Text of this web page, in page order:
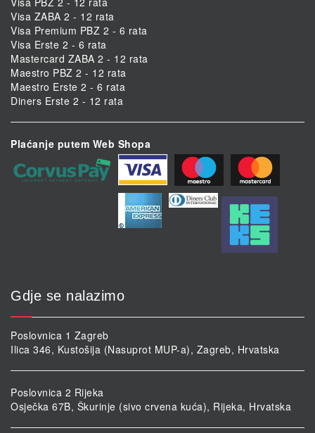
Visa ZABA 2 - 12 rata
Visa Premium PBZ 2 - 6 rata
Visa Erste 2 - 6 rata
Mastercard ZABA 2 - 12 rata
Maestro PBZ 2 - 12 rata
Maestro Erste 2 - 6 rata
Diners Erste 2 - 12 rata
Plaćanje putem Web Shopa
Gdje se nalazimo
Poslovnica 1 Zagreb
Ilica 346, Kustošija (Nasuprot MUP-a), Zagreb, Hrvatska
Poslovnica 2 Rijeka
Osječka 67B, Škurinje (sivo crvena kuća), Rijeka, Hrvatska